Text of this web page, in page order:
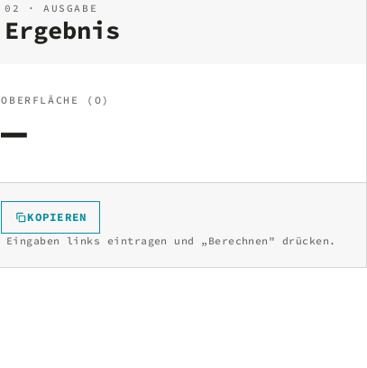
02 · AUSGABE
Ergebnis
OBERFLÄCHE (O)
—
KOPIEREN
Eingaben links eintragen und „Berechnen" drücken.